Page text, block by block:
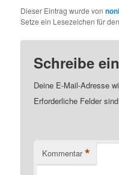
Dieser Eintrag wurde vonnoni
Setze ein Lesezeichen für den
Schreibe
Deine E-Mail-Adresse
Erforderliche Felder
Kommentar *